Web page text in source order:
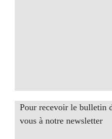
Pour recevoir le bulletin
vous à notre newsletter